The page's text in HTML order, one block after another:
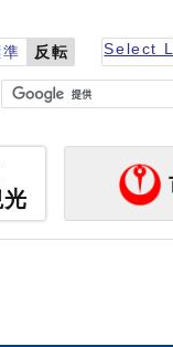
反転 Select